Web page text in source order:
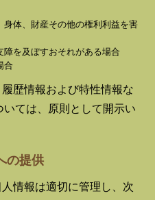
身体、財産その他の権利利益を害
障を及ぼすおそれがある場合
合
歴情報および特性情報な
ては、原則として開示い
の提供
情報は適切に管理し、次